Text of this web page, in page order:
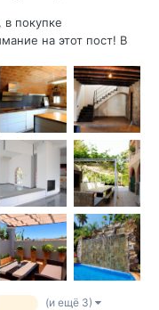
покупке
на этот пост! В
del Mar, Puerto -
75 квадратных
(и ещё 3)